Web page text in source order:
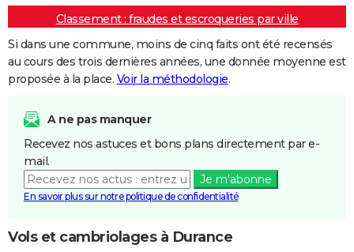
Classement : fraudes et escroqueries par ville
Si dans une commune, moins de cinq faits ont été recensés
au cours des trois dernières années, une donnée moyenne est
proposée à la place. Voir la méthodologie.
A ne pas manquer
Recevez nos astuces et bons plans directement par e-
mail.
Je m'abonne
En savoir plus sur notre politique de confidentialité
Vols et cambriolages à Durance